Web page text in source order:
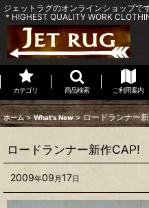
ジェットラグのオンラインショップで
＊HIGHEST QUALITY WORK
カテゴリ 商品検索 ご利用案内
ホーム > What's New > ロードランナー
ロードランナー新作CAP!
2009年09 月 17日